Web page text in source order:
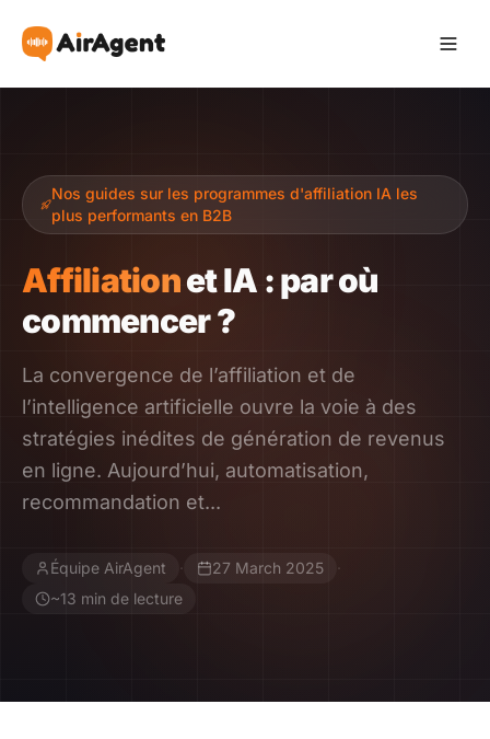
Recommander
Gagner
Ressources
Témoignages
Guide
Devenir Affilié
Nos guides sur les programmes d'affiliation IA les
plus performants en B2B
Affiliationet IA : par où
commencer ?
La convergence de l’affiliation et de
l’intelligence artificielle ouvre la voie à des
stratégies inédites de génération de revenus
en ligne. Aujourd’hui, automatisation,
recommandation et...
Équipe AirAgent · 27 March 2025
·
~13 min de lecture